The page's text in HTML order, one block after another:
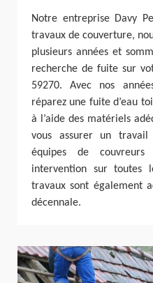
Notre entreprise Davy
travaux de couverture,
plusieurs années et
recherche de fuite sur
59270. Avec nos
réparez une fuite d’eau
à l’aide des matériels
vous assurer un
équipes de
intervention sur toutes
travaux sont également
décennale.